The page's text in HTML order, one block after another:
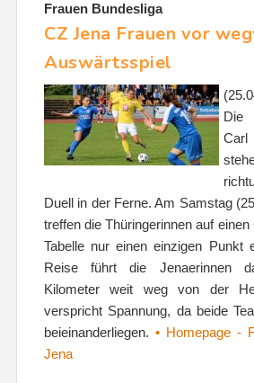
Frauen Bundesliga
CZ Jena Frauen vor
Auswärtsspiel
Die
Duell in der Ferne. Am Samstag
treffen die Thüringerinnen auf
Tabelle nur einen einzigen Punkt
Reise führt die Jenaerinnen
Kilometer weit weg von der
verspricht Spannung, da beide
beieinanderliegen. • Homepage -
Jena